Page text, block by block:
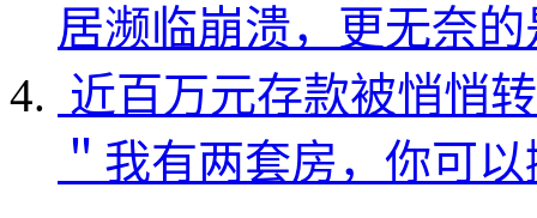
居濒临崩溃，更无奈
近百万元存款被悄悄
＂我有两套房，你可